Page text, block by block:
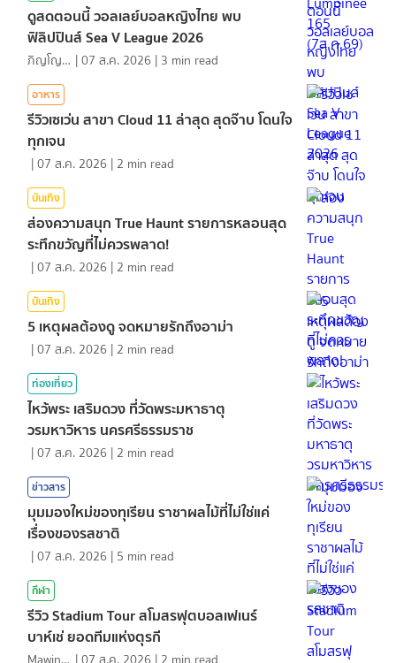
ดูสดตอนนี้ วอลเลย์บอลหญิงไทย พบ
ฟิลิปปินส์ Sea V League 2026
ภิญโญ ส่องแสง |07 ส.ค. 2026 | 3 min read
อาหาร
รีวิวเซเว่น สาขา Cloud 11 ล่าสุด สุดจ๊าบ โดนใจ
ทุกเจน
|07 ส.ค. 2026 | 2 min read
บันเทิง
ส่องความสนุก True Haunt รายการหลอนสุด
ระทึกขวัญที่ไม่ควรพลาด!
|07 ส.ค. 2026 | 2 min read
บันเทิง
5 เหตุผลต้องดู จดหมายรักถึงอาม่า
|07 ส.ค. 2026 | 2 min read
ท่องเที่ยว
ไหว้พระ เสริมดวง ที่วัดพระมหาธาตุ
วรมหาวิหาร นครศรีธรรมราช
|07 ส.ค. 2026 | 2 min read
ข่าวสาร
มุมมองใหม่ของทุเรียน ราชาผลไม้ที่ไม่ใช่แค่
เรื่องของรสชาติ
|07 ส.ค. 2026 | 5 min read
กีฬา
รีวิว Stadium Tour สโมสรฟุตบอลเฟเนร์
บาห์เช่ ยอดทีมแห่งตุรกี